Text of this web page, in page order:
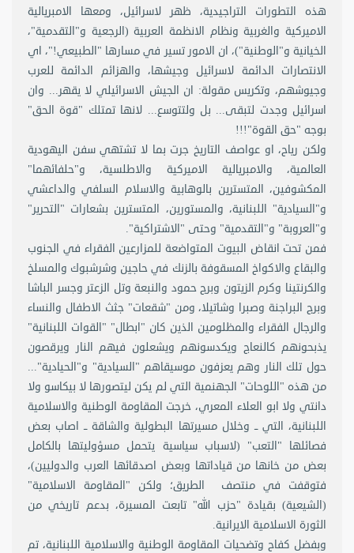
هذه التطورات التراجيدية، ظهر لاسرائيل، ومعها الامبريالية
الاميركية والغربية ونظام الانظمة العربية (الرجعية و"التقدمية"،
الخيانية و"الوطنية")، ان الامور تسير في مسارها "الطبيعي!"، اي
الانتصارات الدائمة لاسرائيل وجيشها، والهزائم الدائمة للعرب
وجيوشهم، وتكريس مقولة: ان الجيش الاسرائيلي لا يقهر... وان
اسرائيل وجدت لتبقى... بل ولتتوسع... لانها تمتلك "قوة الحق"
بوجه "حق القوة"!!!
ولكن رياح، او عواصف التاريخ جرت بما لا تشتهي سفن اليهودية
العالمية، والامبريالية الاميركية والاطلسية، و"حلفائهما"
المكشوفين، المتسترين بالوهابية والاسلام السلفي والداعشي
و"السيادية" اللبنانية، والمستورين، المتسترين بشعارات "التحرير"
و"العروبة" و"التقدمية" وحتى "الاشتراكية".
فمن تحت انقاض البيوت المتواضعة للمزارعين الفقراء في الجنوب
والبقاع والاكواخ المسقوفة بالزنك في حاجين وشرشبوك والمسلخ
والكرنتينا وكرم الزيتون وبرج حمود والنبعة وتل الزعتر وجسر الباشا
وبرج البراجنة وصبرا وشاتيلا، ومن "شقعات" جثث الاطفال والنساء
والرجال الفقراء والمظلومين الذين كان "ابطال" "القوات اللبنانية"
يذبحونهم كالنعاج ويكدسونهم ويشعلون فيهم النار ويرقصون
حول تلك النار وهم يعزفون موسيقاهم "السيادية" و"الحيادية"...
من هذه "اللوحات" الجهنمية التي لم يكن ليتصورها لا بيكاسو ولا
دانتي ولا ابو العلاء المعري، خرجت المقاومة الوطنية والاسلامية
اللبنانية، التي ــ وخلال مسيرتها البطولية والشاقة ــ اصاب بعض
فصائلها "التعب" (لاسباب سياسية يتحمل مسؤوليتها بالكامل
بعض من خانها من قياداتها وبعض اصدقائها العرب والدوليين)،
فتوقفت في منتصف الطريق؛ ولكن "المقاومة الاسلامية"
(الشيعية) بقيادة "حزب الله" تابعت المسيرة، بدعم تاريخي من
الثورة الاسلامية الايرانية.
وبفضل كفاح وتضحيات المقاومة الوطنية والاسلامية اللبنانية، تم